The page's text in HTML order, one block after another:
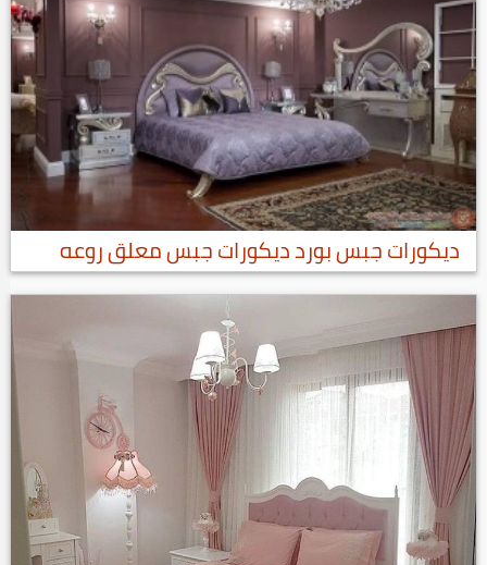
ديكورات جبس بورد ديكورات جبس معلق روعه